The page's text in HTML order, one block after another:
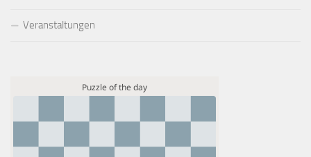
Veranstaltungen